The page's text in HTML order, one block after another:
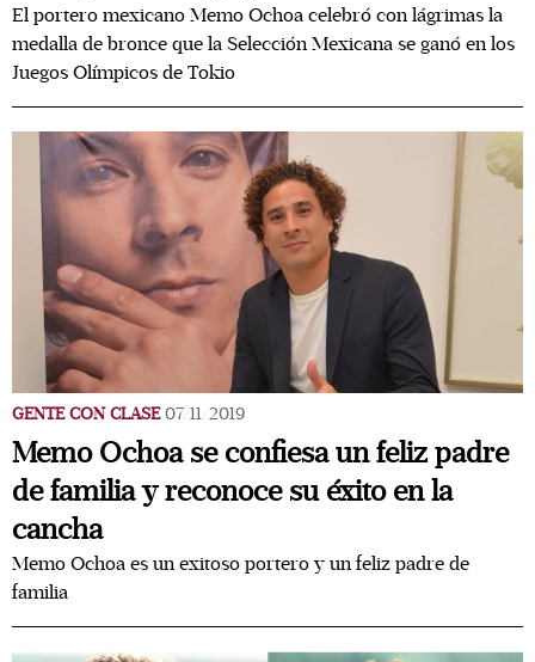
El portero mexicano Memo Ochoa celebró con lágrimas la
medalla de bronce que la Selección Mexicana se ganó en los
Juegos Olímpicos de Tokio
GENTE CON CLASE 07/11/2019
Memo Ochoa se confiesa un feliz padre
de familia y reconoce su éxito en la
cancha
Memo Ochoa es un exitoso portero y un feliz padre de
familia